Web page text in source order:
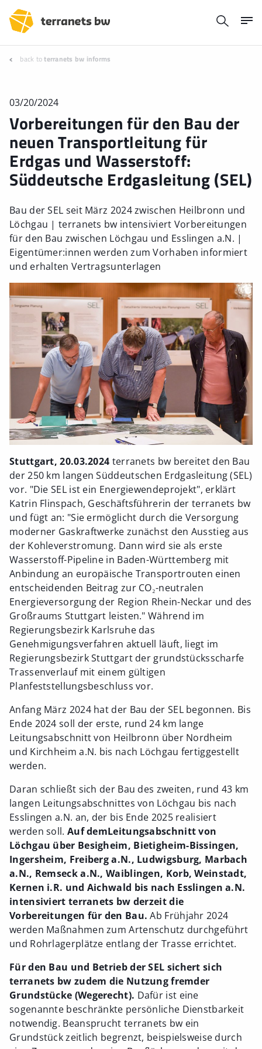
back toterranets bw informs
03/20/2024
Vorbereitungen für den Bau der
neuen Transportleitung für
Erdgas und Wasserstoff:
Süddeutsche Erdgasleitung (SEL)
Bau der SEL seit März 2024 zwischen Heilbronn und
Löchgau | terranets bw intensiviert Vorbereitungen
für den Bau zwischen Löchgau und Esslingen a.N. |
Eigentümer:innen werden zum Vorhaben informiert
und erhalten Vertragsunterlagen
Stuttgart, 20.03.2024 terranets bw bereitet den Bau
der 250 km langen Süddeutschen Erdgasleitung (SEL)
vor. "Die SEL ist ein Energiewendeprojekt", erklärt
Katrin Flinspach, Geschäftsführerin der terranets bw
und fügt an: "Sie ermöglicht durch die Versorgung
moderner Gaskraftwerke zunächst den Ausstieg aus
der Kohleverstromung. Dann wird sie als erste
Wasserstoff-Pipeline in Baden-Württemberg mit
Anbindung an europäische Transportrouten einen
entscheidenden Beitrag zur CO₂-neutralen
Energieversorgung der Region Rhein-Neckar und des
Großraums Stuttgart leisten." Während im
Regierungsbezirk Karlsruhe das
Genehmigungsverfahren aktuell läuft, liegt im
Regierungsbezirk Stuttgart der grundstücksscharfe
Trassenverlauf mit einem gültigen
Planfeststellungsbeschluss vor.
Anfang März 2024 hat der Bau der SEL begonnen. Bis
Ende 2024 soll der erste, rund 24 km lange
Leitungsabschnitt von Heilbronn über Nordheim
und Kirchheim a.N. bis nach Löchgau fertiggestellt
werden.
Daran schließt sich der Bau des zweiten, rund 43 km
langen Leitungsabschnittes von Löchgau bis nach
Esslingen a.N. an, der bis Ende 2025 realisiert
werden soll. Auf demLeitungsabschnitt von
Löchgau über Besigheim, Bietigheim-Bissingen,
Ingersheim, Freiberg a.N., Ludwigsburg, Marbach
a.N., Remseck a.N., Waiblingen, Korb, Weinstadt,
Kernen i.R. und Aichwald bis nach Esslingen a.N.
intensiviert terranets bw derzeit die
Vorbereitungen für den Bau. Ab Frühjahr 2024
werden Maßnahmen zum Artenschutz durchgeführt
und Rohrlagerplätze entlang der Trasse errichtet.
Für den Bau und Betrieb der SEL sichert sich
terranets bw zudem die Nutzung fremder
Grundstücke (Wegerecht). Dafür ist eine
sogenannte beschränkte persönliche Dienstbarkeit
notwendig. Beansprucht terranets bw ein
Grundstück zeitlich begrenzt, beispielsweise durch